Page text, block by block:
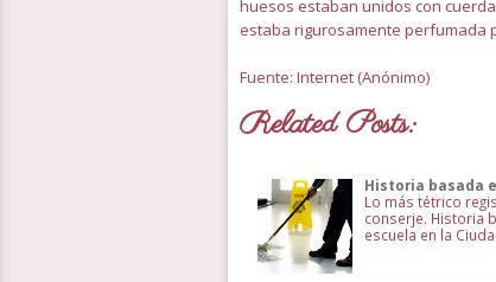
huesos estaban unidos con
estaba rigurosamente perfumada
Fuente: Internet (Anónimo)
Related Posts:
Historia basada
Lo más tétrico
conserje. Historia
escuela en la